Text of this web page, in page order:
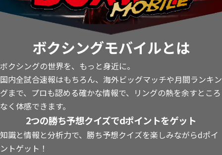
ボクシングモバイルとは
ボクシングの世界を、もっと身近に。
国内全試合速報はもちろん、海外ビッグマッチや月間ランキン
グまで、プロも認める確かな情報で、リングの熱を余すところ
なく体感できます。
2つの勝ち予想クイズでdポイントをゲット
知識と情報と分析力で、勝ち予想クイズを楽しみながらdポイ
ントゲット！